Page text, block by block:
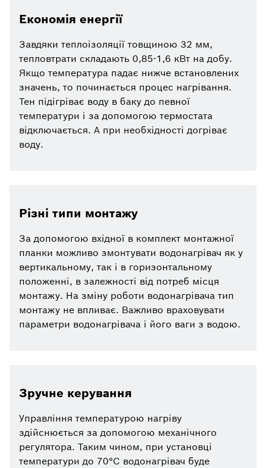
Економія енергії
Завдяки теплоізоляції товщиною 32 мм,
тепловтрати складають 0,85-1,6 кВт на добу.
Якщо температура падає нижче встановлених
значень, то починається процес нагрівання.
Тен підігріває воду в баку до певної
температури і за допомогою термостата
відключається. А при необхідності догріває
воду.
Різні типи монтажу
За допомогою вхідної в комплект монтажної
планки можливо змонтувати водонагрівач як у
вертикальному, так і в горизонтальному
положенні, в залежності від потреб місця
монтажу. На зміну роботи водонагрівача тип
монтажу не впливає. Важливо враховувати
параметри водонагрівача і його ваги з водою.
Зручне керування
Управління температурою нагріву
здійснюється за допомогою механічного
регулятора. Таким чином, при установці
температури до 70°С водонагрівач буде